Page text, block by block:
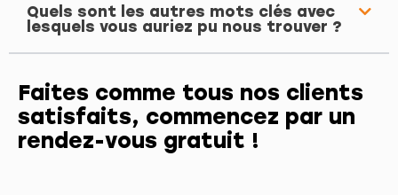
Quels sont les autres mots clés avec
lesquels vous auriez pu nous trouver ?
Faites comme tous nos clients
satisfaits, commencez par un
rendez-vous gratuit !